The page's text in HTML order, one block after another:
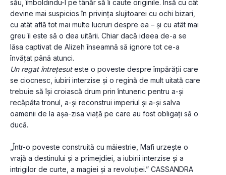
său, îmboldindu-l pe tânăr să îi caute originile. Însă cu cât
devine mai suspicios în privința slujitoarei cu ochi bizari,
cu atât află tot mai multe lucruri despre ea – și cu atât mai
greu îi este să o dea uitării. Chiar dacă ideea de-a se
lăsa captivat de Alizeh înseamnă să ignore tot ce-a
învățat până atunci.
Un regat întrețesut este o poveste despre împărății care
se ciocnesc, iubiri interzise și o regină de mult uitată care
trebuie să își croiască drum prin întuneric pentru a-și
recăpăta tronul, a-și reconstrui imperiul și a-și salva
oamenii de la așa-zisa viață pe care au fost obligați să o
ducă.
„Într-o poveste construită cu măiestrie, Mafi urzește o
vrajă a destinului și a primejdiei, a iubirii interzise și a
intrigilor de curte, a magiei și a revoluției.” CASSANDRA